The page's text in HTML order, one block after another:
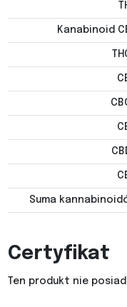
Kanabinoid
Suma
Certyfikat
Ten produkt nie